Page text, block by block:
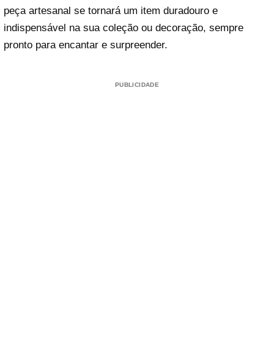
peça artesanal se tornará um item duradouro e
indispensável na sua coleção ou decoração, sempre
pronto para encantar e surpreender.
PUBLICIDADE